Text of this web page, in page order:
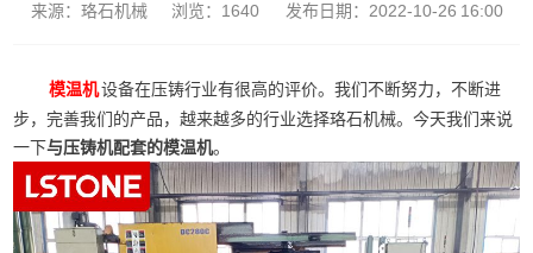
来源：珞石机械 浏览：1640 发布日期：2022-10-26 16:00
模温机设备在压铸行业有很高的评价。我们不断努力，不断进
步，完善我们的产品，越来越多的行业选择珞石机械。今天我们来说
一下与压铸机配套的模温机。